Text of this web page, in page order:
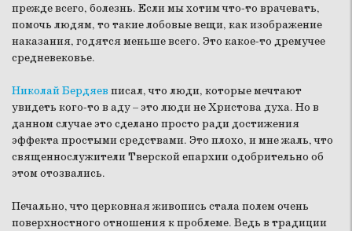
прежде всего, болезнь. Если мы хотим что-то врачевать,
помочь людям, то такие лобовые вещи, как изображение
наказания, годятся меньше всего. Это какое-то дремучее
средневековье.
Николай Бердяев писал, что люди, которые мечтают
увидеть кого-то в аду – это люди не Христова духа. Но в
данном случае это сделано просто ради достижения
эффекта простыми средствами. Это плохо, и мне жаль, что
священнослужители Тверской епархии одобрительно об
этом отозвались.
Печально, что церковная живопись стала полем очень
поверхностного отношения к проблеме. Ведь в традиции